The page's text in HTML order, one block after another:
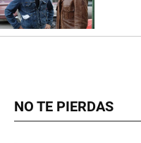
NO TE PIERDAS